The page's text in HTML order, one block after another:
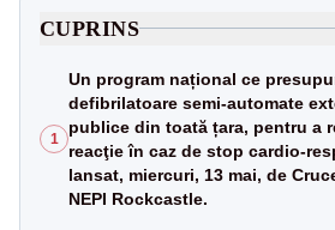
CUPRINS
1
Un program național ce
defibrilatoare semi-automate
publice din toată țara, pentru a
reacţie în caz de stop cardio-
lansat, miercuri, 13 mai, de
NEPI Rockcastle.